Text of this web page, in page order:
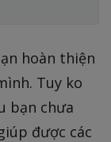
hoàn thiện
Tuy ko
bạn chưa
được các